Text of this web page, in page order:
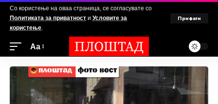
Со користење на оваа страница, се согласувате со
Политиката за приватност и Условите за
користење.
Прифати
Аа